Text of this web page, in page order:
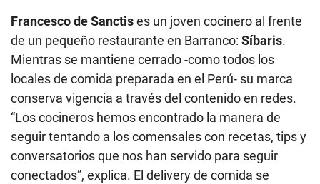
Francesco de Sanctises un joven cocinero al frente
de un pequeño restaurante en Barranco: Síbaris.
Mientras se mantiene cerrado -como todos los
locales de comida preparada en el Perú- su marca
conserva vigencia a través del contenido en redes.
“Los cocineros hemos encontrado la manera de
seguir tentando a los comensales con recetas, tips y
conversatorios que nos han servido para seguir
conectados”, explica. El delivery de comida se